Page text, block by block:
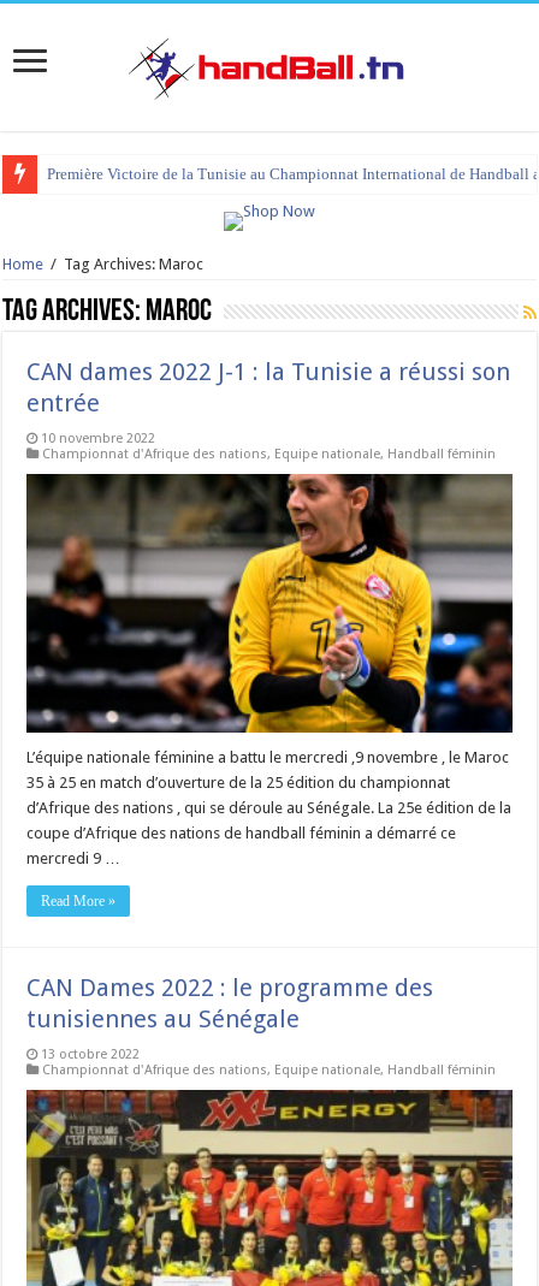
Première Victoire de la Tunisie au Championnat International de Handball
tournoi international Hammamet 2023 : programme et liste des joueurs
Home / Tag Archives: Maroc
Tag Archives: Maroc
CAN dames 2022 J-1 : la Tunisie a réussi son
entrée
10 novembre 2022
Championnat d'Afrique des nations, Equipe nationale, Handball féminin
L’équipe nationale féminine a battu le mercredi ,9 novembre , le Maroc
35 à 25 en match d’ouverture de la 25 édition du championnat
d’Afrique des nations , qui se déroule au Sénégale. La 25e édition de la
coupe d’Afrique des nations de handball féminin a démarré ce
mercredi 9 …
Read More »
CAN Dames 2022 : le programme des
tunisiennes au Sénégale
13 octobre 2022
Championnat d'Afrique des nations, Equipe nationale, Handball féminin